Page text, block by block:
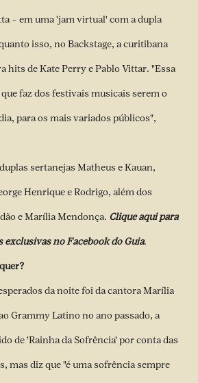
– em uma 'jam virtual' com a dupla
isso, no Backstage, a curitibana
hits de Kate Perry e Pablo Vittar. "Essa
faz dos festivais musicais serem o
para os mais variados públicos",
sertanejas Matheus e Kauan,
Henrique e Rodrigo, além dos
e Marília Mendonça. Clique aqui para
no Facebook do Guia.
da noite foi da cantora Marília
Grammy Latino no ano passado, a
de 'Rainha da Sofrência' por conta das
mas diz que "é uma sofrência sempre